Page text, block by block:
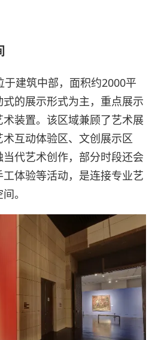
建筑中部，面积约2000平
的展示形式为主，重点展示
装置。该区域兼顾了艺术展
互动体验区、文创展示区
代艺术创作，部分时段还会
体验等活动，是连接专业艺
。